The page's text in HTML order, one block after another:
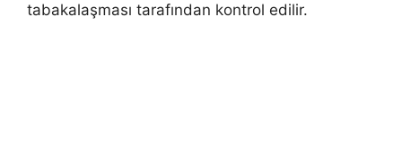
tabakalaşması tarafından kontrol edilir.